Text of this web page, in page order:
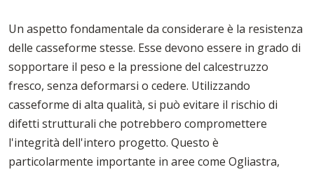
Un aspetto fondamentale da considerare è la resistenza
delle casseforme stesse. Esse devono essere in grado di
sopportare il peso e la pressione del calcestruzzo
fresco, senza deformarsi o cedere. Utilizzando
casseforme di alta qualità, si può evitare il rischio di
difetti strutturali che potrebbero compromettere
l'integrità dell'intero progetto. Questo è
particolarmente importante in aree come Ogliastra,